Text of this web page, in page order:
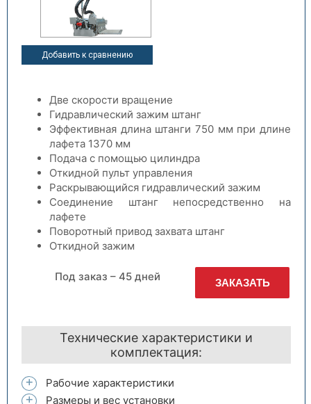
Добавить к сравнению
Две скорости вращение
Гидравлический зажим штанг
Эффективная длина штанги 750 мм при длине
лафета 1370 мм
Подача с помощью цилиндра
Откидной пульт управления
Раскрывающийся гидравлический зажим
Соединение штанг непосредственно на
лафете
Поворотный привод захвата штанг
Откидной зажим
Под заказ – 45 дней ЗАКАЗАТЬ
Технические характеристики и
комплектация:
Рабочие характеристики
Размеры и вес установки